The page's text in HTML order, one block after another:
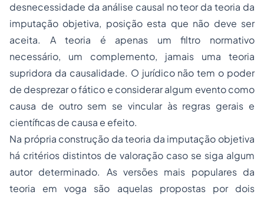
desnecessidade da análise causal no teor da teoria da
imputação objetiva, posição esta que não deve ser
aceita. A teoria é apenas um filtro normativo
necessário, um complemento, jamais uma teoria
supridora da causalidade. O jurídico não tem o poder
de desprezar o fático e considerar algum evento como
causa de outro sem se vincular às regras gerais e
científicas de causa e efeito.
Na própria construção da teoria da imputação objetiva
há critérios distintos de valoração caso se siga algum
autor determinado. As versões mais populares da
teoria em voga são aquelas propostas por dois